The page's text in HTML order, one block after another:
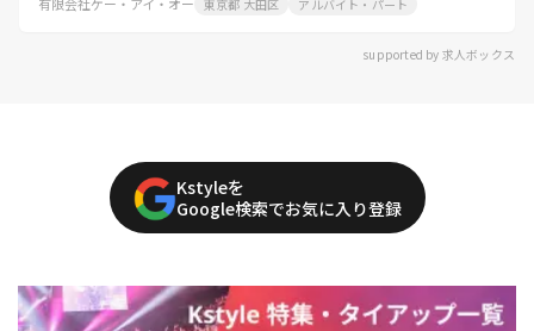
有限会社ケー・アイ・オー 東京都 大田区 アルバイト・パート
supported by 求人ボックス
Kstyleを
Google検索でお気に入り登録